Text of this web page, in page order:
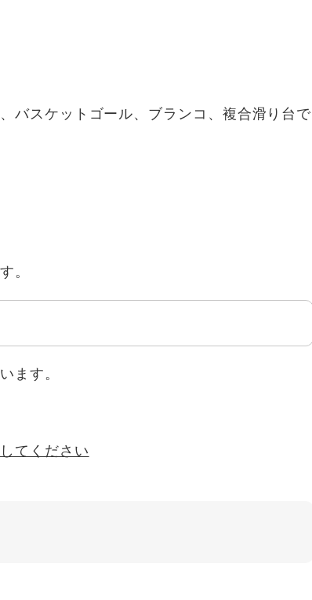
バスケットゴール、ブランコ、複合滑り台で
。
ます。
てください